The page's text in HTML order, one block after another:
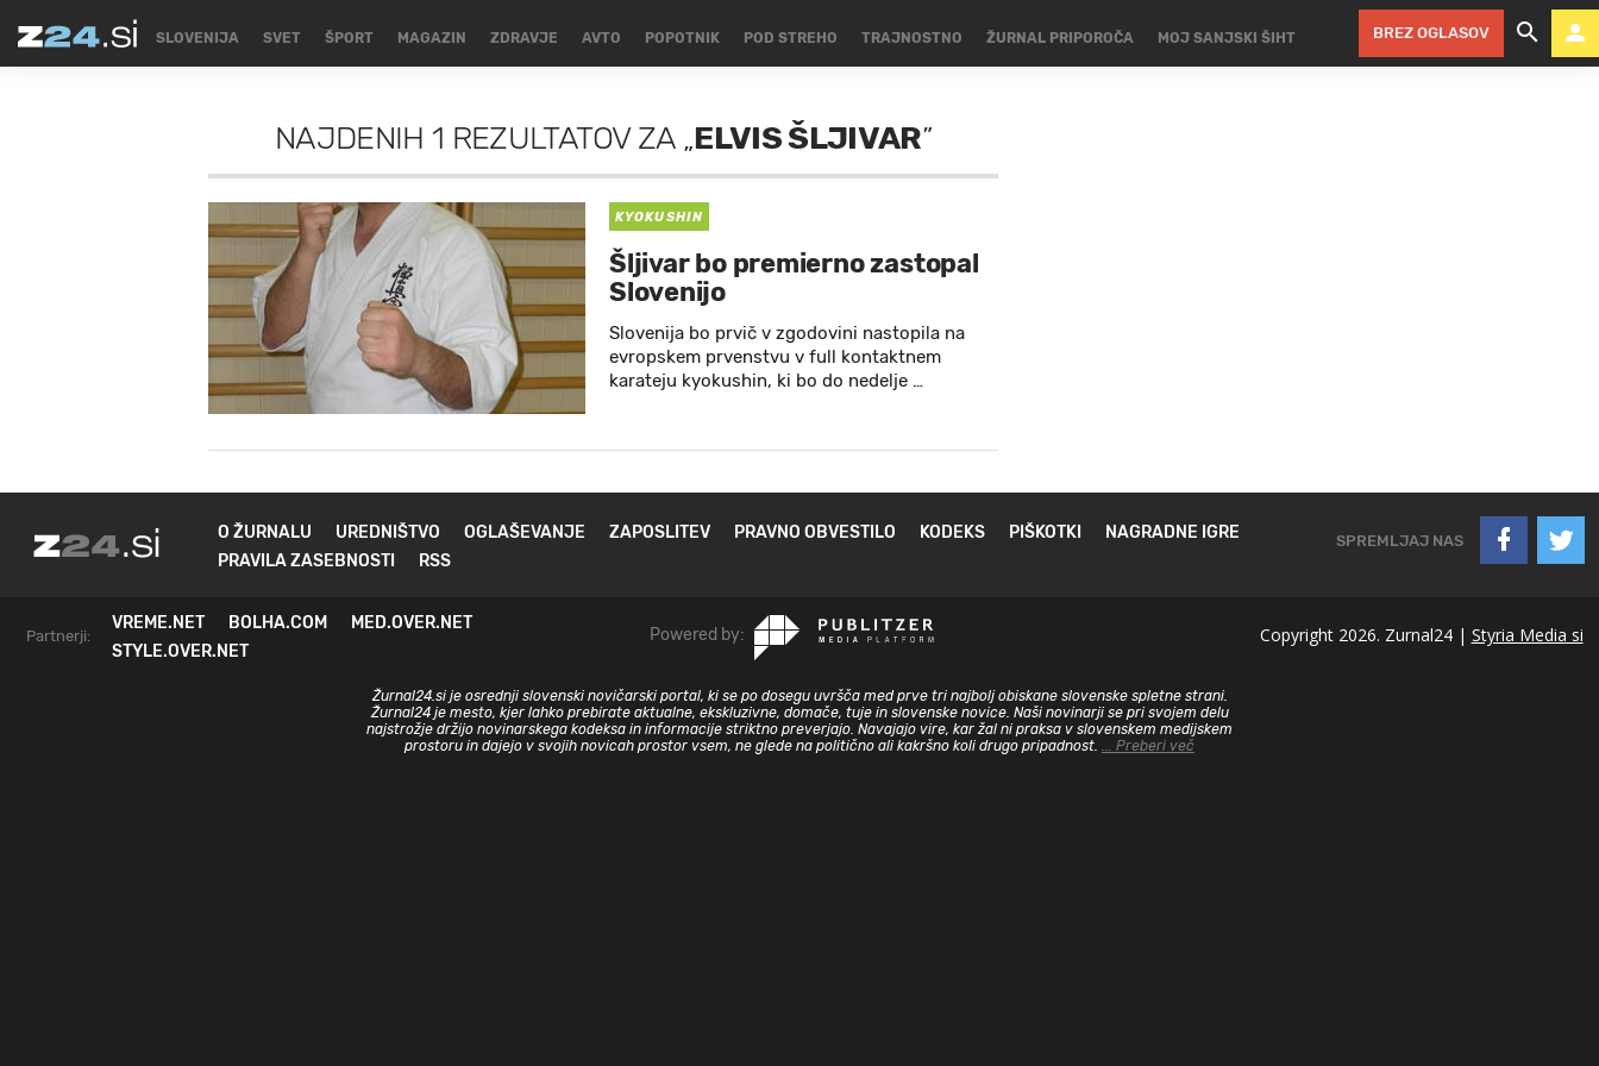
SLOVENIJA SVET ŠPORT MAGAZIN ZDRAVJE AVTO POPOTNIK POD STREHO TRAJNOSTNO ŽURNAL PRIPOROČA MOJ SANJSKI ŠIHT BREZ OGLASOV
NAJDENIH 1 REZULTATOVZA„ELVIS ŠLJIVAR”
KYOKUSHIN
Šljivar bo premierno zastopal
Slovenijo
Slovenija bo prvič v zgodovini nastopila na
evropskem prvenstvu v full kontaktnem
karateju kyokushin, ki bo do nedelje …
O ŽURNALU UREDNIŠTVO OGLAŠEVANJE ZAPOSLITEV PRAVNO OBVESTILO KODEKS PIŠKOTKI
NAGRADNE IGRE
PRAVILA ZASEBNOSTI
RSS
SPREMLJAJ NAS
Partnerji:
VREME.NET BOLHA.COM
MED.OVER.NET
STYLE.OVER.NET
Powered by: Copyright 2026. Zurnal24 | Styria Media si
Žurnal24.si je osrednji slovenski novičarski portal, ki se po dosegu uvršča med prve tri najbolj obiskane slovenske spletne strani.
Žurnal24 je mesto, kjer lahko prebirate aktualne, ekskluzivne, domače, tuje in slovenske novice. Naši novinarji se pri svojem delu
najstrožje držijo novinarskega kodeksa in informacije striktno preverjajo. Navajajo vire, kar žal ni praksa v slovenskem medijskem
prostoru in dajejo v svojih novicah prostor vsem, ne glede na politično ali kakršno koli drugo pripadnost. ... Preberi več